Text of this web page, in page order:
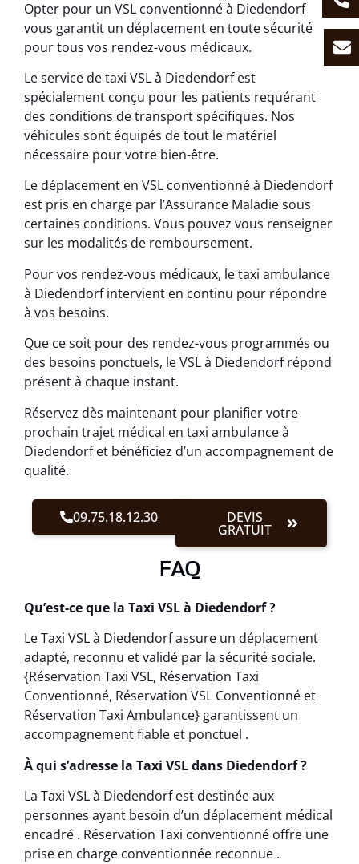
Opter pour un VSL conventionné à Diedendorf
vous garantit un déplacement en toute sécurité
pour tous vos rendez-vous médicaux.
Le service de taxi VSL à Diedendorf est
spécialement conçu pour les patients requérant
des conditions de transport spécifiques. Nos
véhicules sont équipés de tout le matériel
nécessaire pour votre bien-être.
Le déplacement en VSL conventionné à Diedendorf
est pris en charge par l’Assurance Maladie sous
certaines conditions. Vous pouvez vous renseigner
sur les modalités de remboursement.
Pour vos rendez-vous médicaux, le taxi ambulance
à Diedendorf intervient en continu pour répondre
à vos besoins.
Que ce soit pour des rendez-vous programmés ou
des besoins ponctuels, le VSL à Diedendorf répond
présent à chaque instant.
Réservez dès maintenant pour planifier votre
prochain trajet médical en taxi ambulance à
Diedendorf et bénéficiez d’un accompagnement de
qualité.
09.75.18.12.30 DEVIS
GRATUIT
FAQ
Qu’est-ce que la Taxi VSL à Diedendorf ?
Le Taxi VSL à Diedendorf assure un déplacement
adapté, reconnu et validé par la sécurité sociale.
{Réservation Taxi VSL, Réservation Taxi
Conventionné, Réservation VSL Conventionné et
Réservation Taxi Ambulance} garantissent un
accompagnement fiable et ponctuel .
À qui s’adresse la Taxi VSL dans Diedendorf ?
La Taxi VSL à Diedendorf est destinée aux
personnes ayant besoin d’un déplacement médical
encadré . Réservation Taxi conventionné offre une
prise en charge conventionnée reconnue .